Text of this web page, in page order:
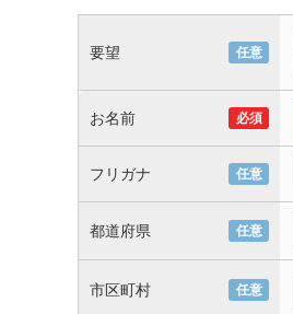
要望 任意
お名前 必須
フリガナ 任意
都道府県 任意
市区町村 任意